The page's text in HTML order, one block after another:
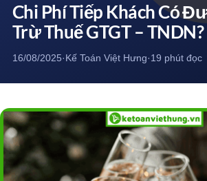
Chi Phí Tiếp Khách Có
Trừ Thuế GTGT – TNDN?
16/08/2025·Kế Toán Việt Hưng·19 phút đọc